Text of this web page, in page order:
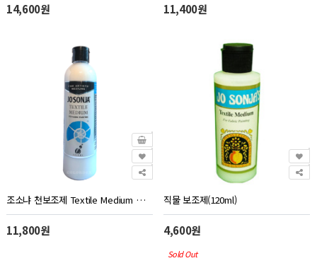
14,600원 11,400원
조소냐 천보조제 Textile Medium 텍스타일미디움 250ml 조선자
11,800원
직물 보조제(120ml)
4,600원
Sold Out